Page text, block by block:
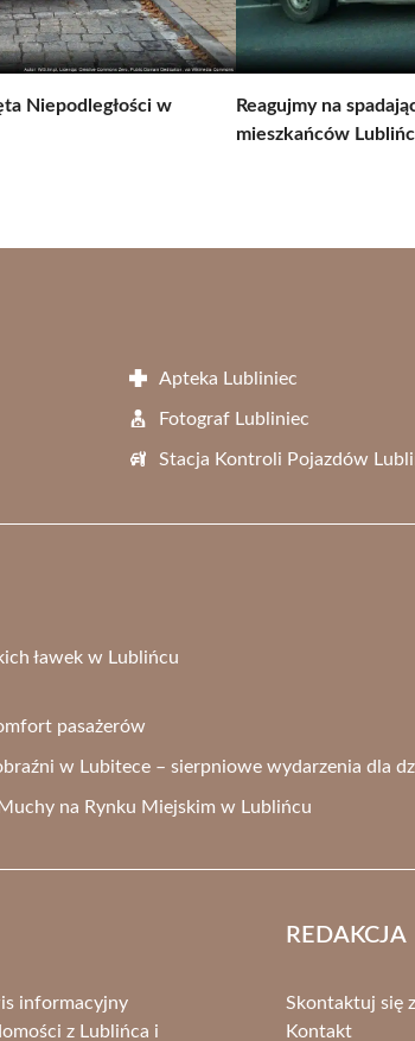
Niepodległości w
Reagujmy na
mieszkańców
Apteka Lubliniec
Fotograf Lubliniec
Stacja Kontroli Pojazdów
ławek w Lublińcu
pasażerów
w Lubitece – sierpniowe wydarzenia dla
na Rynku Miejskim w Lublińcu
informacyjny
z Lublińca i
REDAKCJA
Skontaktuj się
Kontakt